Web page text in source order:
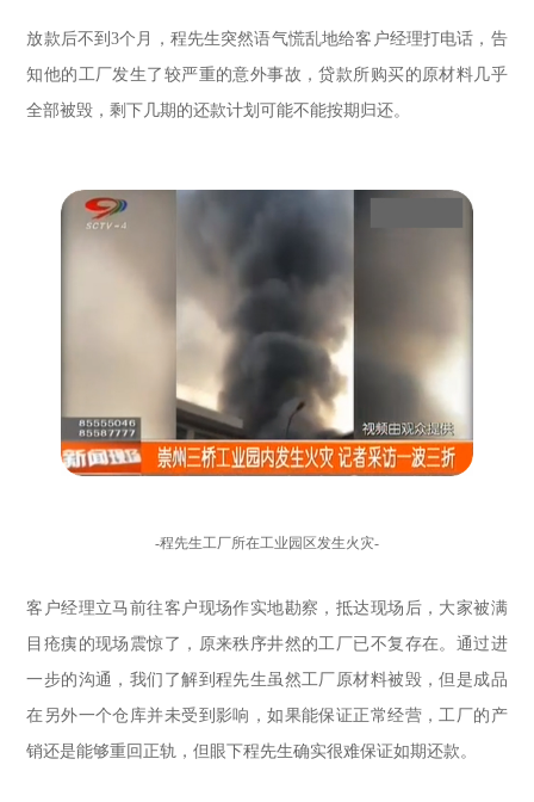
放款后不到3个月，程先生突然语气慌乱地给客户经理打电话，告
知他的工厂发生了较严重的意外事故，贷款所购买的原材料几乎
全部被毁，剩下几期的还款计划可能不能按期归还。
-程先生工厂所在工业园区发生火灾-
客户经理立马前往客户现场作实地勘察，抵达现场后，大家被满
目疮痍的现场震惊了，原来秩序井然的工厂已不复存在。通过进
一步的沟通，我们了解到程先生虽然工厂原材料被毁，但是成品
在另外一个仓库并未受到影响，如果能保证正常经营，工厂的产
销还是能够重回正轨，但眼下程先生确实很难保证如期还款。